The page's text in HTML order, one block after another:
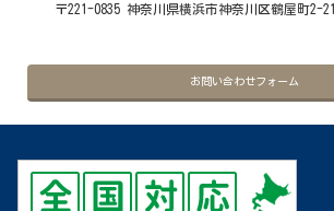
〒221-0835 神奈川県横浜市神奈川区鶴屋町2-
お問い合わせフォーム